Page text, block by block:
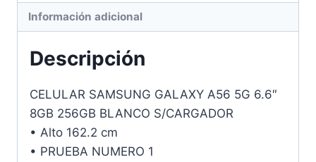
Información adicional
Descripción
CELULAR SAMSUNG GALAXY A56 5G 6.6″
8GB 256GB BLANCO S/CARGADOR
• Alto 162.2 cm
• PRUEBA NUMERO 1